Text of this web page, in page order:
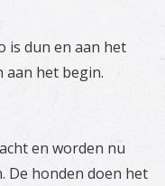
is dun en aan het
aan het begin.
en worden nu
De honden doen het